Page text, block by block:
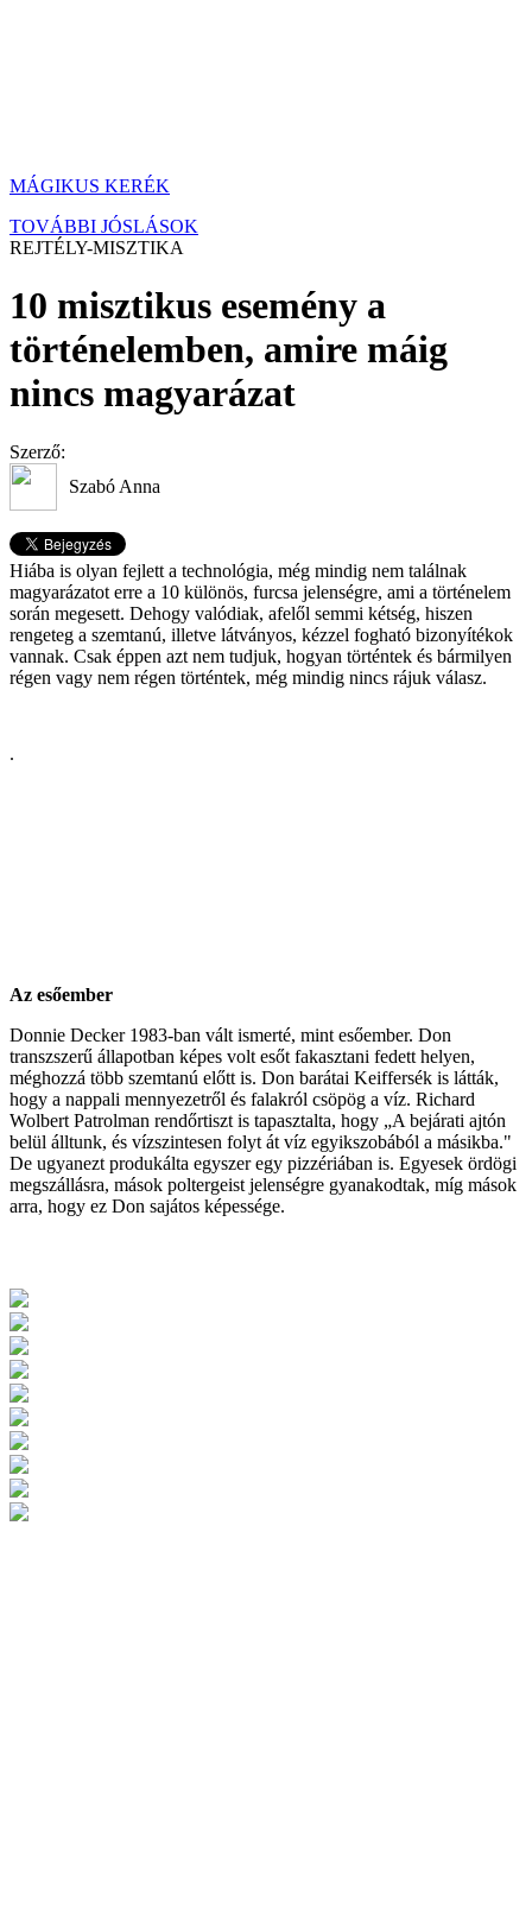
MÁGIKUS KERÉK
TOVÁBBI JÓSLÁSOK
REJTÉLY-MISZTIKA
10 misztikus esemény a
történelemben, amire máig
nincs magyarázat
Szerző:
Szabó Anna
Hiába is olyan fejlett a technológia, még mindig nem találnak
magyarázatot erre a 10 különös, furcsa jelenségre, ami a történelem
során megesett. Dehogy valódiak, afelől semmi kétség, hiszen
rengeteg a szemtanú, illetve látványos, kézzel fogható bizonyítékok
vannak. Csak éppen azt nem tudjuk, hogyan történtek és bármilyen
régen vagy nem régen történtek, még mindig nincs rájuk válasz.
.
Az esőember
Donnie Decker 1983-ban vált ismerté, mint esőember. Don
transzszerű állapotban képes volt esőt fakasztani fedett helyen,
méghozzá több szemtanú előtt is. Don barátai Keiffersék is látták,
hogy a nappali mennyezetről és falakról csöpög a víz. Richard
Wolbert Patrolman rendőrtiszt is tapasztalta, hogy „A bejárati ajtón
belül álltunk, és vízszintesen folyt át víz egyikszobából a másikba."
De ugyanezt produkálta egyszer egy pizzériában is. Egyesek ördögi
megszállásra, mások poltergeist jelenségre gyanakodtak, míg mások
arra, hogy ez Don sajátos képessége.